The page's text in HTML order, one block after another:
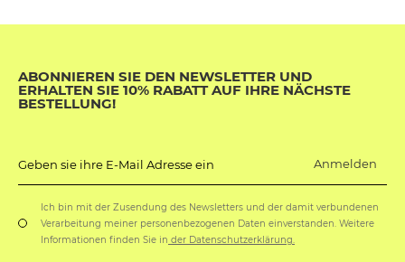
ABONNIEREN SIE DEN NEWSLETTER UND
ERHALTEN SIE 10% RABATT AUF IHRE NÄCHSTE
BESTELLUNG!
Geben sie ihre E-Mail Adresse ein Anmelden
Ich bin mit der Zusendung des Newsletters und der damit verbundenen
Verarbeitung meiner personenbezogenen Daten einverstanden. Weitere
Informationen finden Sie in der Datenschutzerklärung.